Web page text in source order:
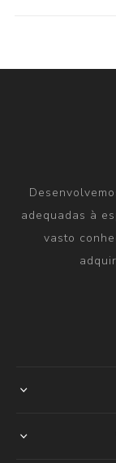
adequadas à
vasto